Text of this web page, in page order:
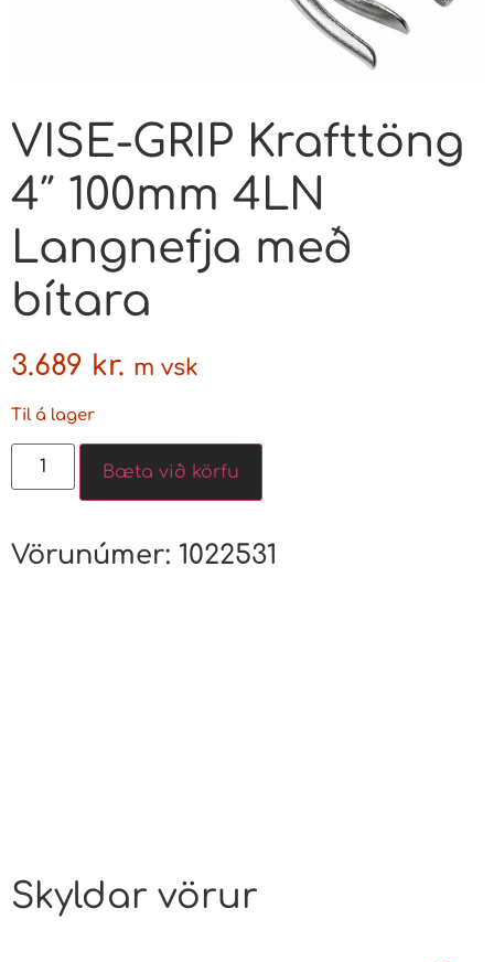
VISE-GRIP Krafttöng
4″ 100mm 4LN
Langnefja með
bítara
3.689 kr. m vsk
Til á lager
Bæta við körfu
Vörunúmer: 1022531
Skyldar vörur